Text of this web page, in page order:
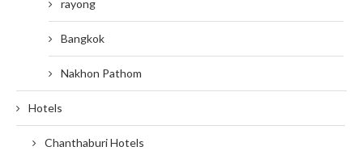
rayong
Bangkok
Nakhon Pathom
Hotels
Chanthaburi Hotels